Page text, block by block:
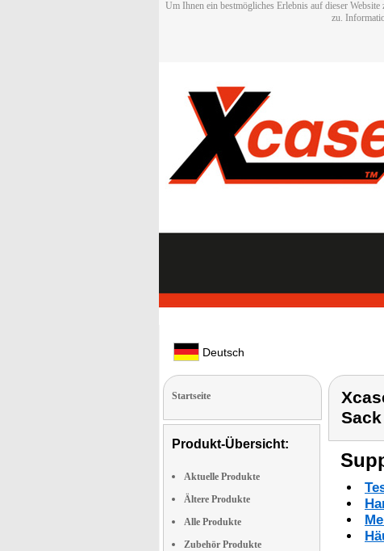
Um Ihnen ein bestmögliches Erlebnis auf dieser
zu.
Deutsch
Startseite
Produkt-Übersicht:
Aktuelle Produkte
Ältere Produkte
Alle Produkte
Zubehör Produkte
Sack